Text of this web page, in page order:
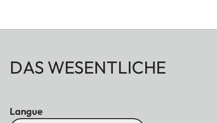
DAS WESENTLICHE
Langue